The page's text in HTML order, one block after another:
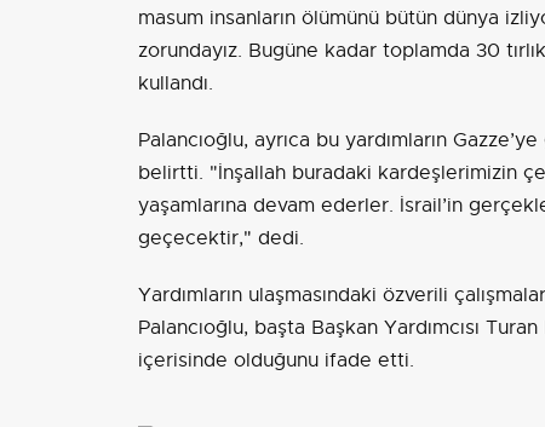
masum insanların ölümünü bütün dünya
zorundayız. Bugüne kadar toplamda 30
kullandı.
Palancıoğlu, ayrıca bu yardımların
belirtti. "İnşallah buradaki kardeşlerimizin
yaşamlarına devam ederler. İsrail’in
geçecektir," dedi.
Yardımların ulaşmasındaki özverili
Palancıoğlu, başta Başkan Yardımcısı
içerisinde olduğunu ifade etti.